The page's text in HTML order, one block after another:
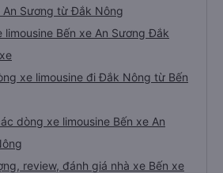
An Sương từ Đắk Nông
Bến xe An Sương Đắk
xe limousine đi Đắk Nông từ Bến
dòng xe limousine Bến xe An
review, đánh giá nhà xe Bến xe